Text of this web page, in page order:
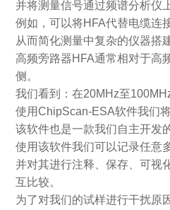
并将测量信号通过频谱分析仪
例如，可以将HFA代替电缆连
从而简化测量中复杂的仪器搭建
高频旁路器HFA通常相对于高
侧。
我们看到：在20MHz至
使用ChipScan-ESA软件我们
该软件也是一款我们自主开发
使用该软件我们可以记录任意
并对其进行注释、保存、可视
互比较。
为了对我们的试样进行干扰原